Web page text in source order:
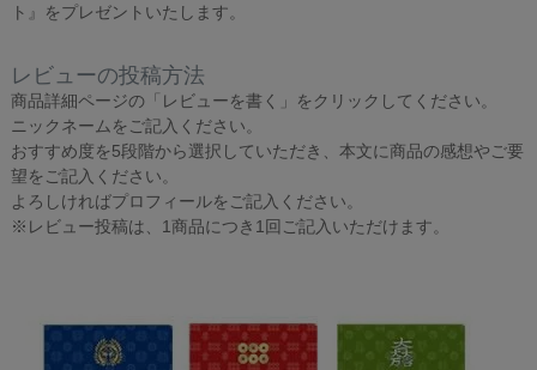
ト』をプレゼントいたします。
レビューの投稿方法
商品詳細ページの「レビューを書く」をクリックしてください。
ニックネームをご記入ください。
おすすめ度を5段階から選択していただき、本文に商品の感想やご要
望をご記入ください。
よろしければプロフィールをご記入ください。
※レビュー投稿は、1商品につき1回ご記入いただけます。